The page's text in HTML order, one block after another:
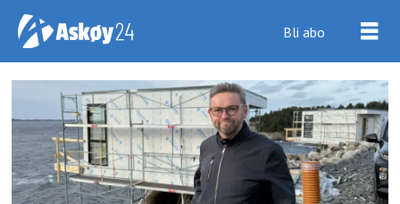
Bli abo
Tag:
morten
bjørnstad